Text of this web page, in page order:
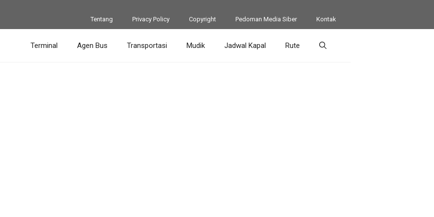
Tentang Privacy Policy Copyright Pedoman Media Siber Kontak
Terminal Agen Bus Transportasi Mudik Jadwal Kapal Rute